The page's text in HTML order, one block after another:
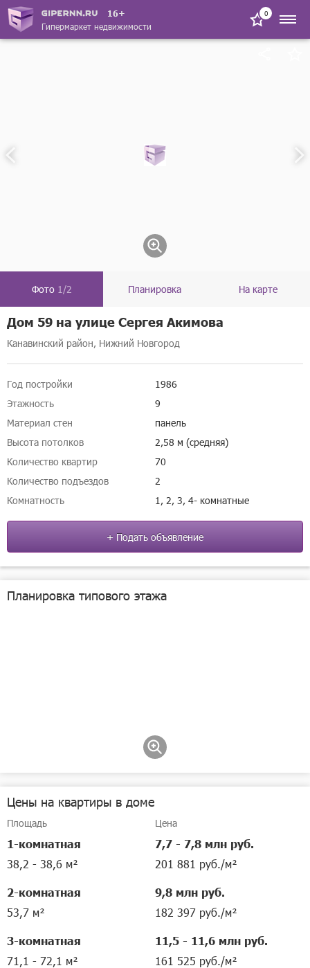
16+
Гипермаркет недвижимости
0
Фото 1/2 Планировка На карте
Дом 59 на улице Сергея Акимова
Канавинский район, Нижний Новгород
Год постройки
1986
Этажность
9
Материал стен
панель
Высота потолков
2,58 м (средняя)
Количество квартир
70
Количество подъездов
2
Комнатность
1, 2, 3, 4- комнатные
+ Подать объявление
Планировка типового этажа
Цены на квартиры в доме
Площадь Цена
1-комнатная
38,2 - 38,6 м²
7,7 - 7,8 млн руб.
201 881 руб./м²
2-комнатная
53,7 м²
9,8 млн руб.
182 397 руб./м²
3-комнатная
71,1 - 72,1 м²
11,5 - 11,6 млн руб.
161 525 руб./м²